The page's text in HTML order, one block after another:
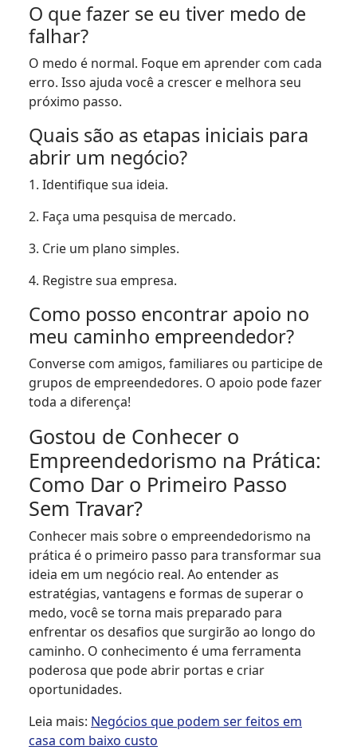
O que fazer se eu tiver medo de
falhar?
O medo é normal. Foque em aprender com cada
erro. Isso ajuda você a crescer e melhora seu
próximo passo.
Quais são as etapas iniciais para
abrir um negócio?
1. Identifique sua ideia.
2. Faça uma pesquisa de mercado.
3. Crie um plano simples.
4. Registre sua empresa.
Como posso encontrar apoio no
meu caminho empreendedor?
Converse com amigos, familiares ou participe de
grupos de empreendedores. O apoio pode fazer
toda a diferença!
Gostou de Conhecer o
Empreendedorismo na Prática:
Como Dar o Primeiro Passo
Sem Travar?
Conhecer mais sobre o empreendedorismo na
prática é o primeiro passo para transformar sua
ideia em um negócio real. Ao entender as
estratégias, vantagens e formas de superar o
medo, você se torna mais preparado para
enfrentar os desafios que surgirão ao longo do
caminho. O conhecimento é uma ferramenta
poderosa que pode abrir portas e criar
oportunidades.
Leia mais: Negócios que podem ser feitos em
casa com baixo custo